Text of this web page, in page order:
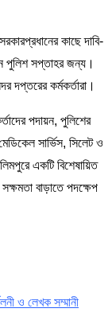
কাছে দাবি-
পুলিশ সপ্তাহর জন্য।
দপ্তরের কর্মকর্তারা।
পদায়ন, পুলিশের
সার্ভিস, সিলেট ও
একটি বিশেষায়িত
বাড়াতে পদক্ষেপ
ও লেখক সম্মানী